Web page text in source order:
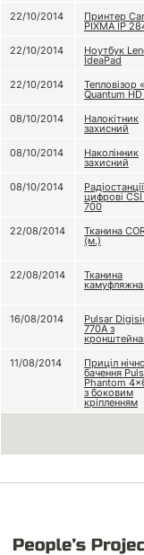
22/10/2014
Принтер
PIXMA IP
22/10/2014
Ноутбук
IdeaPad
22/10/2014
Тепловізор
Quantum
08/10/2014
Налокітник
захисний
08/10/2014
Наколінник
захисний
08/10/2014
Радіостанції
цифрові CSI
700
22/08/2014 Тканина
(м.)
22/08/2014
Тканина
16/08/2014
Pulsar
770A з
11/08/2014 Приціл
бачення
Phantom
з боковим
кріпленням